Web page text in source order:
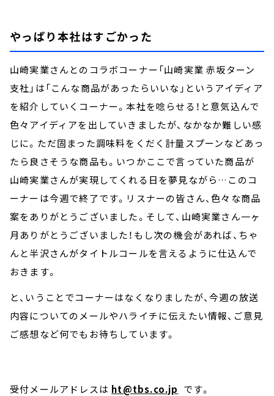
やっぱり本社はすごかった
山崎実業さんとのコラボコーナー「山崎実業 赤坂ターン
支社」は「こんな商品があったらいいな」というアイディア
を紹介していくコーナー。本社を唸らせる！と意気込んで
色々アイディアを出していきましたが、なかなか難しい感
じに。ただ固まった調味料をくだく計量スプーンなどあっ
たら良さそうな商品も。いつかここで言っていた商品が
山崎実業さんが実現してくれる日を夢見ながら…このコ
ーナーは今週で終了です。リスナーの皆さん、色々な商品
案をありがとうございました。そして、山崎実業さん一ヶ
月ありがとうございました！もし次の機会があれば、ちゃ
んと半沢さんがタイトルコールを言えるように仕込んで
おきます。
と、いうことでコーナーはなくなりましたが、今週の放送
内容についてのメールやハライチに伝えたい情報、ご意見
ご感想など何でもお待ちしています。
受付メールアドレスは ht@tbs.co.jp です。